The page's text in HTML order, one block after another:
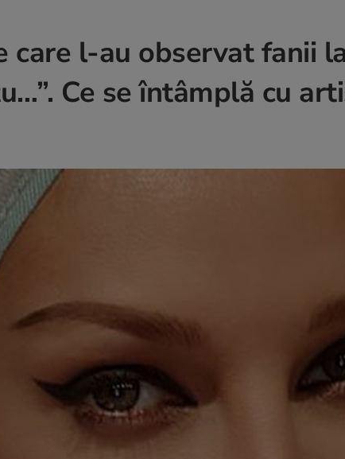
l-au observat fanii
Ce se întâmplă cu